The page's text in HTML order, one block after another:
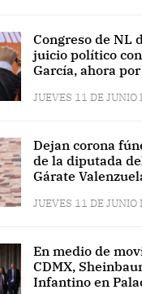
Congreso de NL
juicio político
García, ahora
JUEVES 11 DE JUNIO
Dejan corona
de la diputada
Gárate
JUEVES 11 DE JUNIO
En medio de
CDMX,
Infantino en